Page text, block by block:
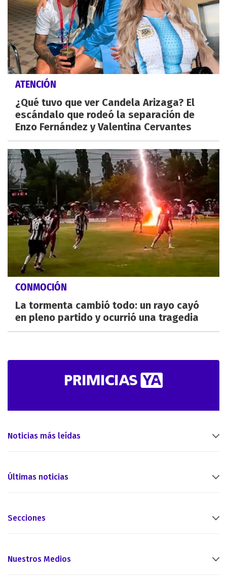
ATENCIÓN
¿Qué tuvo que ver Candela Arizaga? El
escándalo que rodeó la separación de
Enzo Fernández y Valentina Cervantes
CONMOCIÓN
La tormenta cambió todo: un rayo cayó
en pleno partido y ocurrió una tragedia
Noticias más leídas
Últimas noticias
Secciones
Nuestros Medios